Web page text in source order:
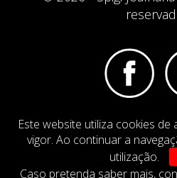
Este website utiliza cookies
vigor. Ao continuar a
utilização.
Caso pretenda saber mais,
Termos e Condições
DESIGN BY